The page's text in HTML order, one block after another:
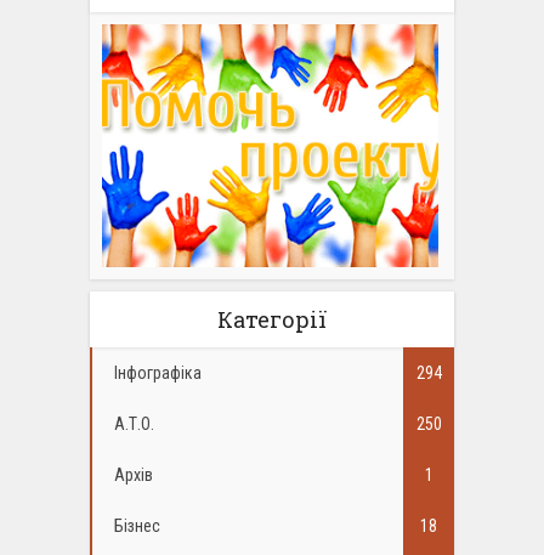
Категорії
Інфографіка 294
А.Т.О. 250
Архів 1
Бізнес 18